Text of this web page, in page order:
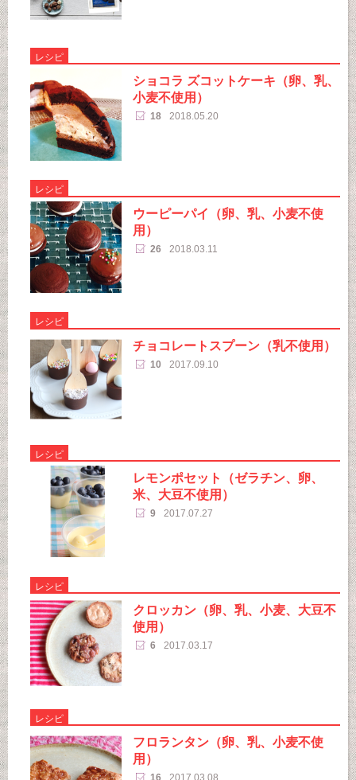
レシピ
ショコラ ズコットケーキ（卵、乳、
小麦不使用）
18 2018.05.20
レシピ
ウーピーパイ（卵、乳、小麦不使
用）
26 2018.03.11
レシピ
チョコレートスプーン（乳不使用）
10 2017.09.10
レシピ
レモンポセット（ゼラチン、卵、
米、大豆不使用）
9 2017.07.27
レシピ
クロッカン（卵、乳、小麦、大豆不
使用）
6 2017.03.17
レシピ
フロランタン（卵、乳、小麦不使
用）
16 2017.03.08